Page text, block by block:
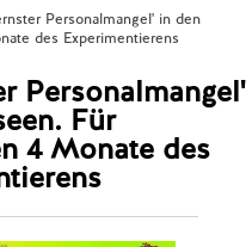
Personalmangel' in den
des Experimentierens
Personalmangel'
Für
4 Monate des